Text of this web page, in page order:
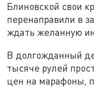
Блиновской свои
перенаправили в
ждать желанную
В долгожданный
тысяче рулей
цен на марафоны,